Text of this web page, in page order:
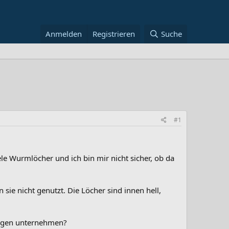
Anmelden Registrieren Suche
#1
Wurmlöcher und ich bin mir nicht sicher, ob da
nicht genutzt. Die Löcher sind innen hell,
unternehmen?